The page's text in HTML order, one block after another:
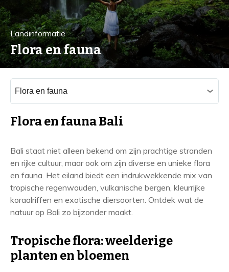
Landinformatie
Flora en fauna
t
e
g
i
e
ë
n
Flora en fauna Bali
Bali staat niet alleen bekend om zijn prachtige stranden
en rijke cultuur, maar ook om zijn diverse en unieke flora
en fauna. Het eiland biedt een indrukwekkende mix van
tropische regenwouden, vulkanische bergen, kleurrijke
koraalriffen en exotische diersoorten. Ontdek wat de
natuur op Bali zo bijzonder maakt.
Tropische flora: weelderige
planten en bloemen